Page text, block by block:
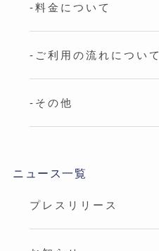
-料金について
-ご利用の流れについて
-その他
ニュース一覧
プレスリリース